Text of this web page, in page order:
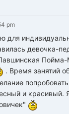
pm
для
девочка-
. Время занятий
и красивый.